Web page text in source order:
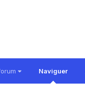
Naviguer